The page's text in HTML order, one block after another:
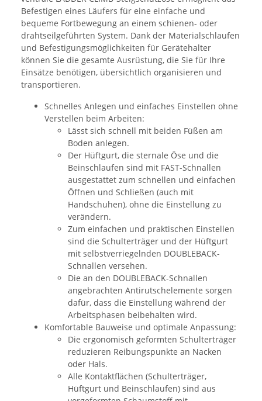
Befestigen eines Läufers für eine einfache und
bequeme Fortbewegung an einem schienen- oder
drahtseilgeführten System. Dank der Materialschlaufen
und Befestigungsmöglichkeiten für Gerätehalter
können Sie die gesamte Ausrüstung, die Sie für Ihre
Einsätze benötigen, übersichtlich organisieren und
transportieren.
Schnelles Anlegen und einfaches Einstellen ohne
Verstellen beim Arbeiten:
Lässt sich schnell mit beiden Füßen am
Boden anlegen.
Der Hüftgurt, die sternale Öse und die
Beinschlaufen sind mit FAST-Schnallen
ausgestattet zum schnellen und einfachen
Öffnen und Schließen (auch mit
Handschuhen), ohne die Einstellung zu
verändern.
Zum einfachen und praktischen Einstellen
sind die Schulterträger und der Hüftgurt
mit selbstverriegelnden DOUBLEBACK-
Schnallen versehen.
Die an den DOUBLEBACK-Schnallen
angebrachten Antirutschelemente sorgen
dafür, dass die Einstellung während der
Arbeitsphasen beibehalten wird.
Komfortable Bauweise und optimale Anpassung:
Die ergonomisch geformten Schulterträger
reduzieren Reibungspunkte an Nacken
oder Hals.
Alle Kontaktflächen (Schulterträger,
Hüftgurt und Beinschlaufen) sind aus